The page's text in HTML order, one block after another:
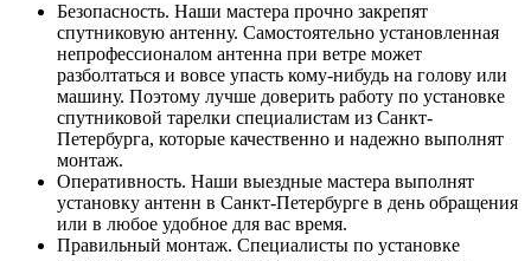
Безопасность. Наши мастера прочно закрепят
спутниковую антенну. Самостоятельно установленная
непрофессионалом антенна при ветре может
разболтаться и вовсе упасть кому-нибудь на голову или
машину. Поэтому лучше доверить работу по установке
спутниковой тарелки специалистам из Санкт-
Петербурга, которые качественно и надежно выполнят
монтаж.
Оперативность. Наши выездные мастера выполнят
установку антенн в Санкт-Петербурге в день обращения
или в любое удобное для вас время.
Правильный монтаж. Специалисты по установке